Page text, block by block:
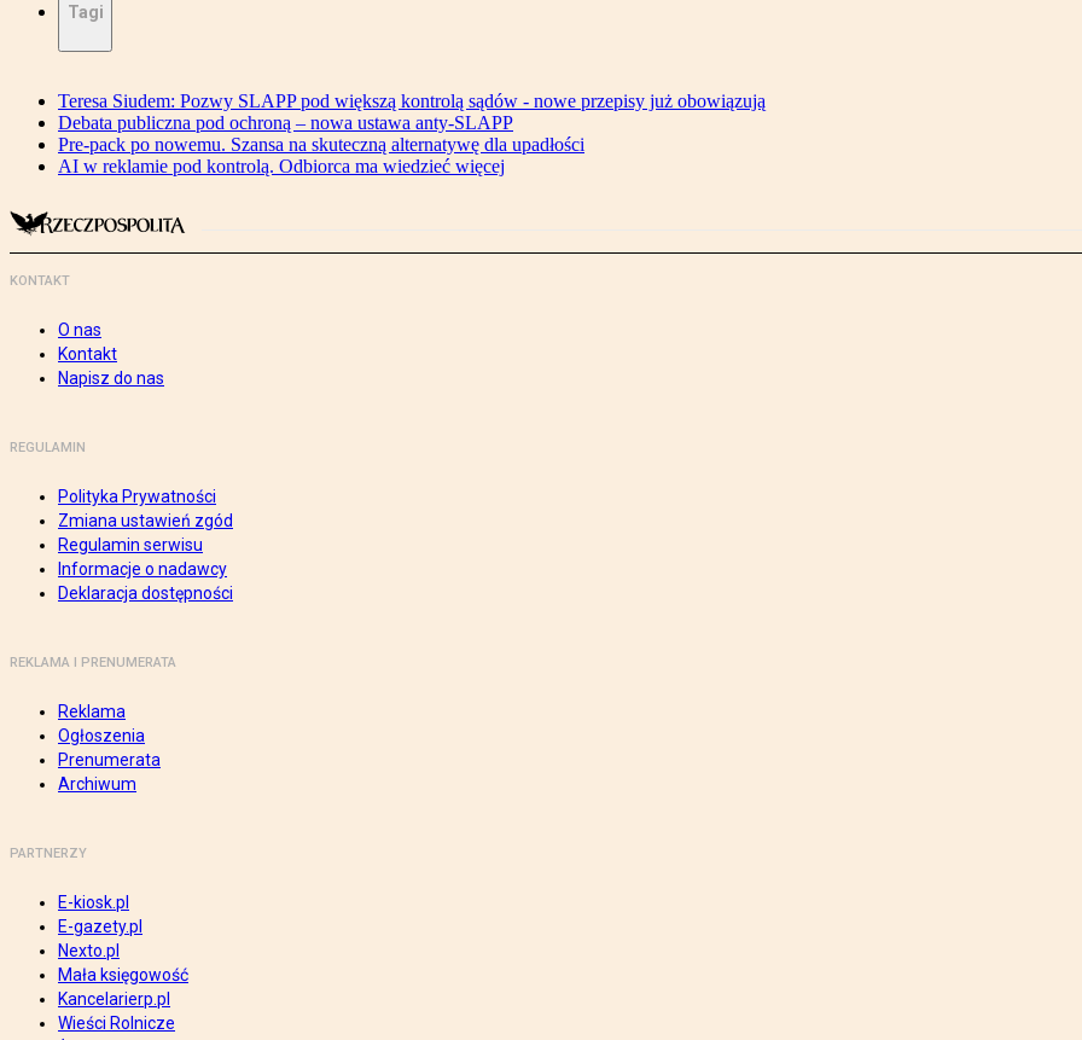
Tagi
Teresa Siudem: Pozwy SLAPP pod większą kontrolą sądów - nowe przepisy już obowiązują
Debata publiczna pod ochroną – nowa ustawa anty-SLAPP
Pre-pack po nowemu. Szansa na skuteczną alternatywę dla upadłości
AI w reklamie pod kontrolą. Odbiorca ma wiedzieć więcej
KONTAKT
O nas
Kontakt
Napisz do nas
REGULAMIN
Polityka Prywatności
Zmiana ustawień zgód
Regulamin serwisu
Informacje o nadawcy
Deklaracja dostępności
REKLAMA I PRENUMERATA
Reklama
Ogłoszenia
Prenumerata
Archiwum
PARTNERZY
E-kiosk.pl
E-gazety.pl
Nexto.pl
Mała księgowość
Kancelarierp.pl
Wieści Rolnicze